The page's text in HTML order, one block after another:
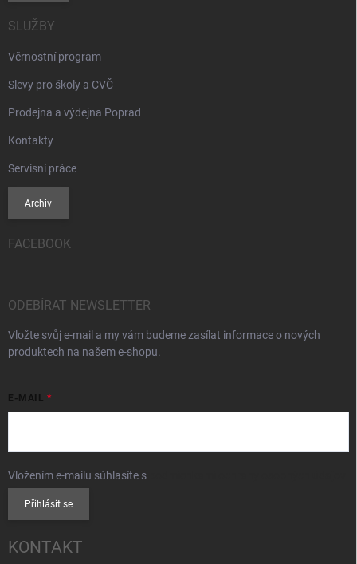
SLUŽBY
Věrnostní program
Slevy pro školy a CVČ
Prodejna a výdejna Poprad
Kontakty
Servisní práce
Archiv
FACEBOOK
ODEBÍRAT NEWSLETTER
Vložte svůj e-mail a my vám budeme zasílat informace o nových
produktech na našem e-shopu.
E-MAIL
Vložením e-mailu súhlasíte s
Přihlásit se
KONTAKT